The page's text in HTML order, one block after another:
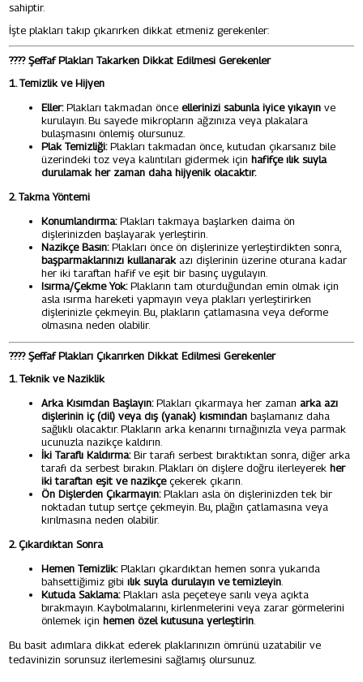
sahiptir.
İşte plakları takıp çıkarırken dikkat etmeniz gerekenler:
????Şeffaf Plakları Takarken Dikkat Edilmesi Gerekenler
1. Temizlik ve Hijyen
Eller:Plakları takmadan önceellerinizi sabunla iyice yıkayın ve
kurulayın. Bu sayede mikropların ağzınıza veya plakalara
bulaşmasını önlemiş olursunuz.
Plak Temizliği:Plakları takmadan önce, kutudan çıkarsanız bile
üzerindeki toz veya kalıntıları gidermek içinhafifçe ılık suyla
durulamak her zaman daha hijyenik olacaktır.
2. Takma Yöntemi
Konumlandırma:Plakları takmaya başlarken daima ön
dişlerinizden başlayarak yerleştirin.
Nazikçe Basın:Plakları önce ön dişlerinize yerleştirdikten sonra,
başparmaklarınızı kullanarak azı dişlerinin üzerine oturana kadar
her iki taraftan hafif ve eşit bir basınç uygulayın.
Isırma/Çekme Yok:Plakların tam oturduğundan emin olmak için
asla ısırma hareketi yapmayın veya plakları yerleştirirken
dişlerinizle çekmeyin. Bu, plakların çatlamasına veya deforme
olmasına neden olabilir.
????Şeffaf Plakları Çıkarırken Dikkat Edilmesi Gerekenler
1. Teknik ve Naziklik
Arka Kısımdan Başlayın:Plakları çıkarmaya her zaman arka azı
dişlerinin iç (dil) veya dış (yanak) kısmından başlamanız daha
sağlıklı olacaktır. Plakların arka kenarını tırnağınızla veya parmak
ucunuzla nazikçe kaldırın.
İki Taraflı Kaldırma:Bir tarafı serbest bıraktıktan sonra, diğer arka
tarafı da serbest bırakın. Plakları ön dişlere doğru ilerleyerekher
iki taraftan eşit ve nazikçeçekerek çıkarın.
Ön Dişlerden Çıkarmayın:Plakları asla ön dişlerinizden tek bir
noktadan tutup sertçe çekmeyin. Bu, plağın çatlamasına veya
kırılmasına neden olabilir.
2. Çıkardıktan Sonra
Hemen Temizlik:Plakları çıkardıktan hemen sonra yukarıda
bahsettiğimiz gibiılık suyla durulayın ve temizleyin
Kutuda Saklama:Plakları asla peçeteye sarılı veya açıkta
bırakmayın. Kaybolmalarını, kirlenmelerini veya zarar görmelerini
önlemek içinhemen özel kutusuna yerleştirin
Bu basit adımlara dikkat ederek plaklarınızın ömrünü uzatabilir ve
tedavinizin sorunsuz ilerlemesini sağlamış olursunuz.